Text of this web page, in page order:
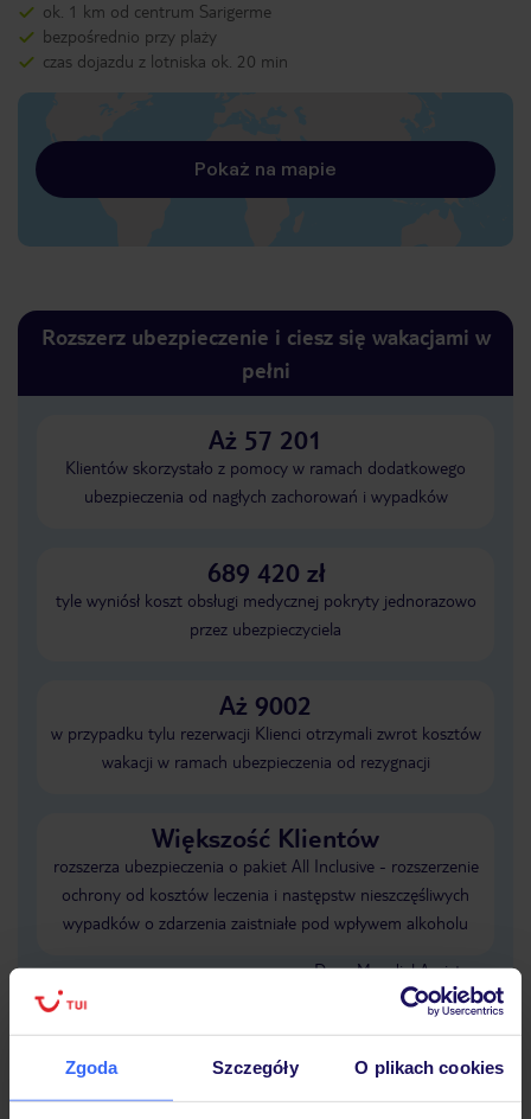
Zgoda Szczegóły O plikach cookies
ok. 1 km od centrum Sarigerme
bezpośrednio przy plaży
czas dojazdu z lotniska ok. 20 min
Pokaż na mapie
Rozszerz ubezpieczenie i ciesz się wakacjami w
pełni
Aż 57 201
Klientów skorzystało z pomocy w ramach dodatkowego
ubezpieczenia od nagłych zachorowań i wypadków
689 420 zł
tyle wyniósł koszt obsługi medycznej pokryty jednorazowo
przez ubezpieczyciela
Aż 9002
w przypadku tylu rezerwacji Klienci otrzymali zwrot kosztów
wakacji w ramach ubezpieczenia od rezygnacji
Większość Klientów
rozszerza ubezpieczenia o pakiet All Inclusive - rozszerzenie
ochrony od kosztów leczenia i następstw nieszczęśliwych
wypadków o zdarzenia zaistniałe pod wpływem alkoholu
Dane Mondial Assistance
Sprawdź szczegóły wariantów ochrony»